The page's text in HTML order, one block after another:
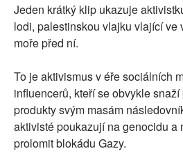
Jeden krátký klip ukazuje
lodi, palestinskou vlajku vlající ve
moře před ní.
To je aktivismus v éře sociálních
influencerů, kteří se obvykle
produkty svým masám
aktivisté poukazují na genocidu a
prolomit blokádu Gazy.